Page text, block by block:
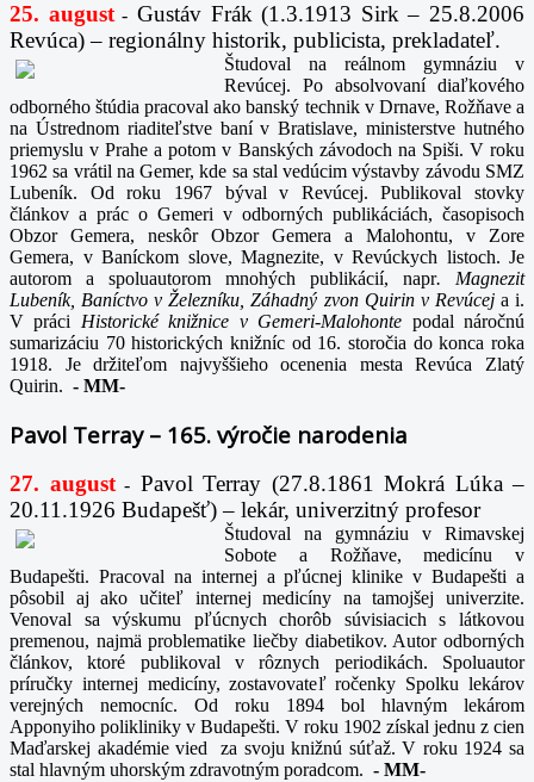
25. august- Gustáv Frák (1.3.1913 Sirk – 25.8.2006
Revúca) – regionálny historik, publicista, prekladateľ.
Študoval na reálnom gymnáziu v
Revúcej. Po absolvovaní diaľkového
odborného štúdia pracoval ako banský technik v Drnave, Rožňave a
na Ústrednom riaditeľstve baní v Bratislave, ministerstve hutného
priemyslu v Prahe a potom v Banských závodoch na Spiši. V roku
1962 sa vrátil na Gemer, kde sa stal vedúcim výstavby závodu SMZ
Lubeník. Od roku 1967 býval v Revúcej. Publikoval stovky
článkov a prác o Gemeri v odborných publikáciách, časopisoch
Obzor Gemera, neskôr Obzor Gemera a Malohontu, v Zore
Gemera, v Baníckom slove, Magnezite, v Revúckych listoch. Je
autorom a spoluautorom mnohých publikácií, napr. Magnezit
Lubeník, Baníctvo v Železníku, Záhadný zvon Quirin v Revúcej a i.
V práci Historické knižnice v Gemeri-Malohonte podal náročnú
sumarizáciu 70 historických knižníc od 16. storočia do konca roka
1918. Je držiteľom najvyššieho ocenenia mesta Revúca Zlatý
Quirin. - MM-
Pavol Terray – 165. výročie narodenia
27. august- Pavol Terray (27.8.1861 Mokrá Lúka –
20.11.1926 Budapešť) – lekár, univerzitný profesor
Študoval na gymnáziu v Rimavskej
Sobote a Rožňave, medicínu v
Budapešti. Pracoval na internej a pľúcnej klinike v Budapešti a
pôsobil aj ako učiteľ internej medicíny na tamojšej univerzite.
Venoval sa výskumu pľúcnych chorôb súvisiacich s látkovou
premenou, najmä problematike liečby diabetikov. Autor odborných
článkov, ktoré publikoval v rôznych periodikách. Spoluautor
príručky internej medicíny, zostavovateľ ročenky Spolku lekárov
verejných nemocníc. Od roku 1894 bol hlavným lekárom
Apponyiho polikliniky v Budapešti. V roku 1902 získal jednu z cien
Maďarskej akadémie vied za svoju knižnú súťaž. V roku 1924 sa
stal hlavným uhorským zdravotným poradcom. - MM-